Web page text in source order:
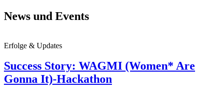
News und Events
Erfolge & Updates
Success Story: WAGMI (Women* Are
Gonna It)-Hackathon